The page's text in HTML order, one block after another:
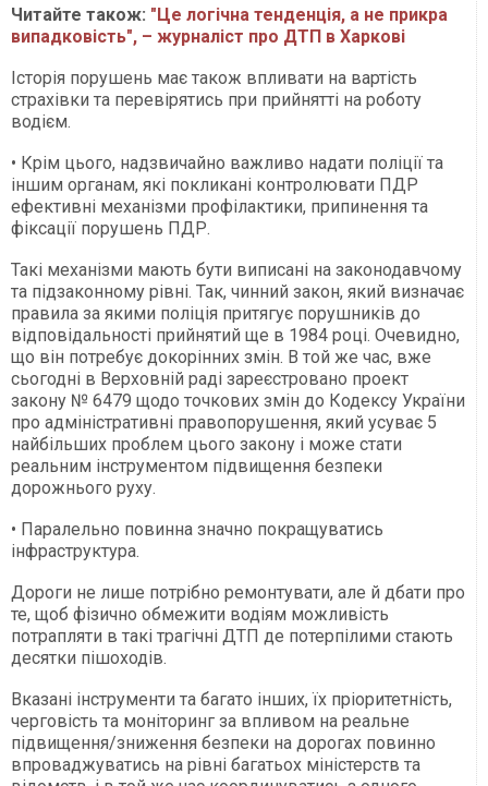
Читайте також: "Це логічна тенденція, а не прикра
випадковість", – журналіст про ДТП в Харкові
Історія порушень має також впливати на вартість
страхівки та перевірятись при прийнятті на роботу
водієм.
• Крім цього, надзвичайно важливо надати поліції та
іншим органам, які покликані контролювати ПДР
ефективні механізми профілактики, припинення та
фіксації порушень ПДР.
Такі механізми мають бути виписані на законодавчому
та підзаконному рівні. Так, чинний закон, який визначає
правила за якими поліція притягує порушників до
відповідальності прийнятий ще в 1984 році. Очевидно,
що він потребує докорінних змін. В той же час, вже
сьогодні в Верховній раді зареєстровано проект
закону № 6479 щодо точкових змін до Кодексу України
про адміністративні правопорушення, який усуває 5
найбільших проблем цього закону і може стати
реальним інструментом підвищення безпеки
дорожнього руху.
• Паралельно повинна значно покращуватись
інфраструктура.
Дороги не лише потрібно ремонтувати, але й дбати про
те, щоб фізично обмежити водіям можливість
потрапляти в такі трагічні ДТП де потерпілими стають
десятки пішоходів.
Вказані інструменти та багато інших, їх пріоритетність,
черговість та моніторинг за впливом на реальне
підвищення/зниження безпеки на дорогах повинно
впроваджуватись на рівні багатьох міністерств та